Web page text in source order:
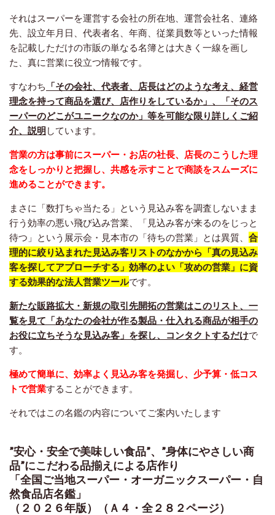
それはスーパーを運営する会社の所在地、運営会社名、連絡
先、設立年月日、代表者名、年商、従業員数等といった情報
を記載しただけの市販の単なる名簿とは大きく一線を画し
た、真に営業に役立つ情報です。
すなわち
「その会社、代表者、店長はどのような考え、経営
理念を持って商品を選び、店作りをしているか」、「そのス
ーパーのどこがユニークなのか」等を可能な限り詳しくご紹
介、説明 しています。
営業の方は事前にスーパー・お店の社長、店長のこうした理
念をしっかりと把握し、共感を示すことで商談をスムーズに
進めることができます。
まさに「数打ちゃ当たる」という見込み客を調査しないまま
行う効率の悪い飛び込み営業、「見込み客が来るのをじっと
待つ」という展示会・見本市の「待ちの営業」とは異質、 合
理的に絞り込まれた見込み客リストのなかから「真の見込み
客を探してアプローチする」効率のよい「攻めの営業」に資
する効果的な法人営業ツールです。
新たな販路拡大・新規の取引先開拓の営業はこのリスト、一
覧を見て「あなたの会社が作る製品・仕入れる商品が相手の
お役に立ちそうな見込み客」を探し、コンタクトするだけで
す。
極めて簡単に、効率よく見込み客を発掘し、少予算・低コス
トで営業することができます。
それではこの名鑑の内容についてご案内いたします
”安心・安全で美味しい食品”、”身体にやさしい商
品”にこだわる品揃えによる店作り
「全国ご当地スーパー・オーガニックスーパー・自
然食品店名鑑」
（２０２６年版）（Ａ４・全２８２ページ）